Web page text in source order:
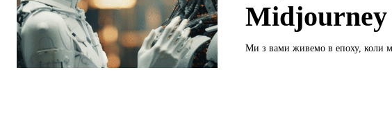
Midjourney
Ми з вами живемо в епоху, коли